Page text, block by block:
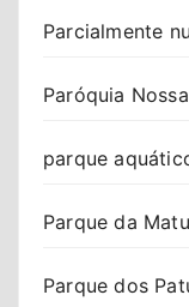
Parcialmente
Paróquia
parque
Parque da
Parque dos